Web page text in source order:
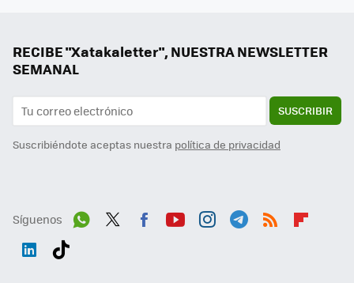
RECIBE "Xatakaletter", NUESTRA NEWSLETTER
SEMANAL
SUSCRIBIR
Suscribiéndote aceptas nuestra política de privacidad
Síguenos